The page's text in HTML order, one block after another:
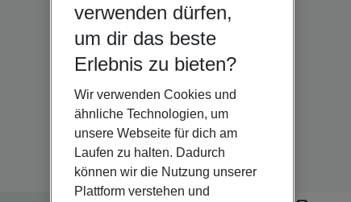
verwenden dürfen,
um dir das beste
Erlebnis zu bieten?
Wir verwenden Cookies und
ähnliche Technologien, um
unsere Webseite für dich am
Laufen zu halten. Dadurch
können wir die Nutzung unserer
Plattform verstehen und